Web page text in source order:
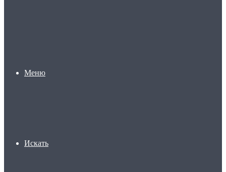
Меню
Искать